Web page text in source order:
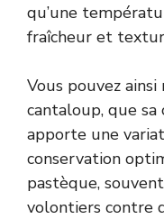
qu’une
fraîcheur et
Vous pouvez
cantaloup, que
apporte une
conservation
pastèque,
volontiers contre